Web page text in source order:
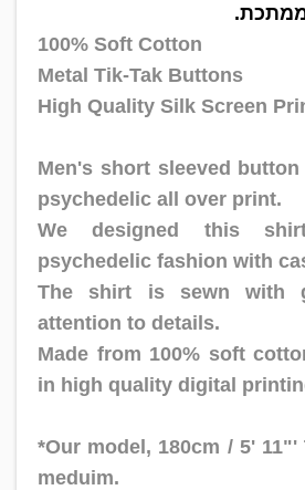
100% Soft Cotton
Metal Tik-Tak Buttons
High Quality Silk Screen
Men's short sleeved
psychedelic all over print.
We designed this
The shirt is sewn with
attention to details.
Made from 100% soft
in high quality digital
*Our model, 180cm / 5'
meduim.